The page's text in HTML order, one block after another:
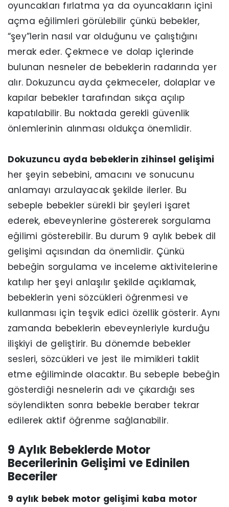
oyuncakları fırlatma ya da oyuncakların içini
açma eğilimleri görülebilir çünkü bebekler,
“şey”lerin nasıl var olduğunu ve çalıştığını
merak eder. Çekmece ve dolap içlerinde
bulunan nesneler de bebeklerin radarında yer
alır. Dokuzuncu ayda çekmeceler, dolaplar ve
kapılar bebekler tarafından sıkça açılıp
kapatılabilir. Bu noktada gerekli güvenlik
önlemlerinin alınması oldukça önemlidir.
Dokuzuncu ayda bebeklerin zihinsel gelişimi
her şeyin sebebini, amacını ve sonucunu
anlamayı arzulayacak şekilde ilerler. Bu
sebeple bebekler sürekli bir şeyleri işaret
ederek, ebeveynlerine göstererek sorgulama
eğilimi gösterebilir. Bu durum 9 aylık bebek dil
gelişimi açısından da önemlidir. Çünkü
bebeğin sorgulama ve inceleme aktivitelerine
katılıp her şeyi anlaşılır şekilde açıklamak,
bebeklerin yeni sözcükleri öğrenmesi ve
kullanması için teşvik edici özellik gösterir. Aynı
zamanda bebeklerin ebeveynleriyle kurduğu
ilişkiyi de geliştirir. Bu dönemde bebekler
sesleri, sözcükleri ve jest ile mimikleri taklit
etme eğiliminde olacaktır. Bu sebeple bebeğin
gösterdiği nesnelerin adı ve çıkardığı ses
söylendikten sonra bebekle beraber tekrar
edilerek aktif öğrenme sağlanabilir.
9 Aylık Bebeklerde Motor
Becerilerinin Gelişimi ve Edinilen
Beceriler
9 aylık bebek motor gelişimi kaba motor